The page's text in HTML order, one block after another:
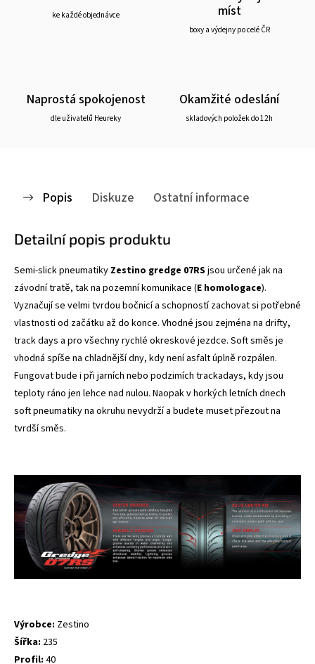
ke každé objednávce
míst
boxy a výdejny po celé ČR
Naprostá spokojenost
dle uživatelů Heureky
Okamžité odeslání
skladových položek do 12h
Popis Diskuze Ostatní informace
Detailní popis produktu
Semi-slick pneumatiky Zestino gredge 07RS jsou určené jak na
závodní tratě, tak na pozemní komunikace (E homologace).
Vyznačují se velmi tvrdou bočnicí a schopností zachovat si potřebné
vlastnosti od začátku až do konce. Vhodné jsou zejména na drifty,
track days a pro všechny rychlé okreskové jezdce. Soft směs je
vhodná spíše na chladnější dny, kdy není asfalt úplně rozpálen.
Fungovat bude i při jarních nebo podzimích trackadays, kdy jsou
teploty ráno jen lehce nad nulou. Naopak v horkých letních dnech
soft pneumatiky na okruhu nevydrží a budete muset přezout na
tvrdší směs.
Výrobce: Zestino
Šířka: 235
Profil: 40